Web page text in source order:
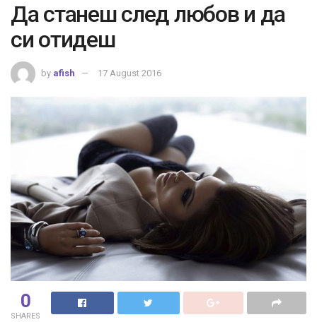
Да станеш след любов и да
си отидеш
by afish 17 August 2016
0
SHARES